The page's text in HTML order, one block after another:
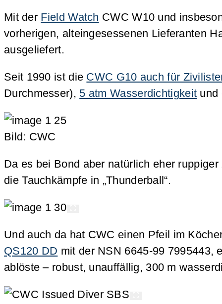
Mit der Field Watch CWC W10 und
vorherigen, alteingesessenen Lieferanten
ausgeliefert.
Seit 1990 ist die CWC G10 auch für
Durchmesser), 5 atm Wasserdichtigkeit und
Bild: CWC
Da es bei Bond aber natürlich eher
die Tauchkämpfe in „Thunderball“.
Und auch da hat CWC einen Pfeil im
QS120 DD mit der NSN 6645-99 7995443,
ablöste – robust, unauffällig, 300 m